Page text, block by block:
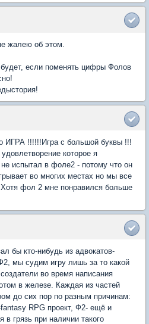
жалею об этом.
если поменять цифры Фолов
ИГРА !!!!!!Игра с большой буквы !!!
которое я
испытал в фоле2 - потому что он
во многих местах но мы все
фол 2 мне понравился больше
бы кто-нибудь из адвокатов-
мы судим игру лишь за то какой
во время написания
в железе. Каждая из частей
до сих пор по разным причинам:
RPG проект, Ф2- ещё и
грязь при наличии такого